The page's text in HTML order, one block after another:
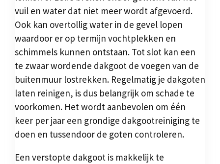
vuil en water dat niet meer wordt afgevoerd.
Ook kan overtollig water in de gevel lopen
waardoor er op termijn vochtplekken en
schimmels kunnen ontstaan. Tot slot kan een
te zwaar wordende dakgoot de voegen van de
buitenmuur lostrekken. Regelmatig je dakgoten
laten reinigen, is dus belangrijk om schade te
voorkomen. Het wordt aanbevolen om één
keer per jaar een grondige dakgootreiniging te
doen en tussendoor de goten controleren.
Een verstopte dakgoot is makkelijk te